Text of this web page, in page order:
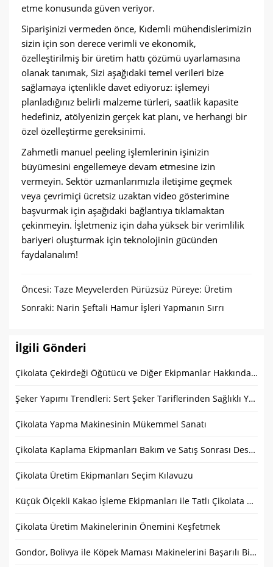
etme konusunda güven veriyor.
Siparişinizi vermeden önce, Kıdemli mühendislerimizin
sizin için son derece verimli ve ekonomik,
özelleştirilmiş bir üretim hattı çözümü uyarlamasına
olanak tanımak, Sizi aşağıdaki temel verileri bize
sağlamaya içtenlikle davet ediyoruz: işlemeyi
planladığınız belirli malzeme türleri, saatlik kapasite
hedefiniz, atölyenizin gerçek kat planı, ve herhangi bir
özel özelleştirme gereksinimi.
Zahmetli manuel peeling işlemlerinin işinizin
büyümesini engellemeye devam etmesine izin
vermeyin. Sektör uzmanlarımızla iletişime geçmek
veya çevrimiçi ücretsiz uzaktan video gösterimine
başvurmak için aşağıdaki bağlantıya tıklamaktan
çekinmeyin. İşletmeniz için daha yüksek bir verimlilik
bariyeri oluşturmak için teknolojinin gücünden
faydalanalım!
Öncesi: Taze Meyvelerden Pürüzsüz Püreye: Üretim
Hattınızı Kolaylaştırma
Sonraki: Narin Şeftali Hamur İşleri Yapmanın Sırrı
İlgili Gönderi
Çikolata Çekirdeği Öğütücü ve Diğer Ekipmanlar Hakkında SSS
Şeker Yapımı Trendleri: Sert Şeker Tariflerinden Sağlıklı Yeniliklere
Çikolata Yapma Makinesinin Mükemmel Sanatı
Çikolata Kaplama Ekipmanları Bakım ve Satış Sonrası Destek Kılavuzu
Çikolata Üretim Ekipmanları Seçim Kılavuzu
Küçük Ölçekli Kakao İşleme Ekipmanları ile Tatlı Çikolata Nasıl Yapılır?
Çikolata Üretim Makinelerinin Önemini Keşfetmek
Gondor, Bolivya ile Köpek Maması Makinelerini Başarılı Bir Şekilde Takas Etti